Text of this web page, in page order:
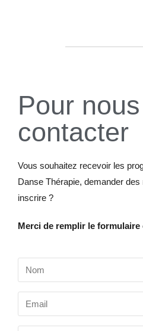
Pour nous
contacter
Vous souhaitez recevoir les
Danse Thérapie, demander
inscrire ?
Merci de remplir le formulaire